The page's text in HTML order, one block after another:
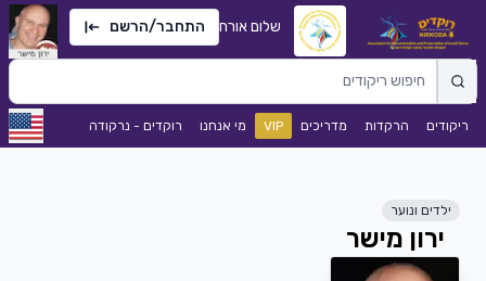
שלום אורח התחבר/הרשם
ריקודים הרקדות מדריכים VIP מי אנחנו רוקדים - נרקודה
ילדים ונוער
ירון מישר